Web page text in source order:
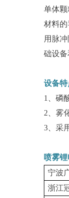
单体
材料
用脉
础设
设备特
1、磷
2、雾
3、采
喷雾
宁波
浙江